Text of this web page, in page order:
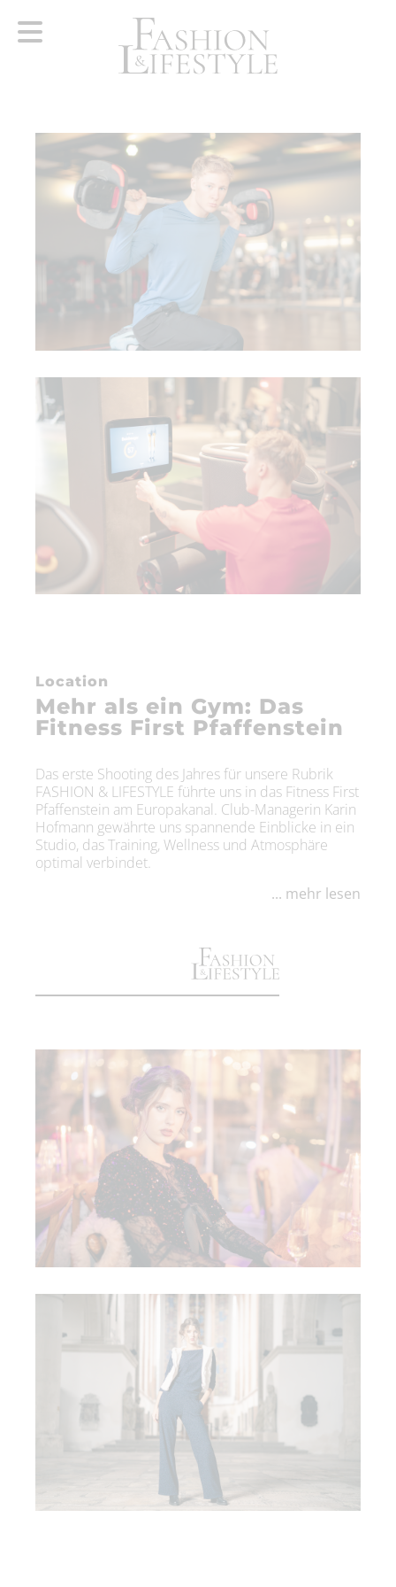
Location
Mehr als ein Gym: Das
Fitness First Pfaffenstein
Das erste Shooting des Jahres für unsere Rubrik
FASHION & LIFESTYLE führte uns in das Fitness First
Pfaffenstein am Europakanal. Club-Managerin Karin
Hofmann gewährte uns spannende Einblicke in ein
Studio, das Training, Wellness und Atmosphäre
optimal verbindet.
... mehr lesen